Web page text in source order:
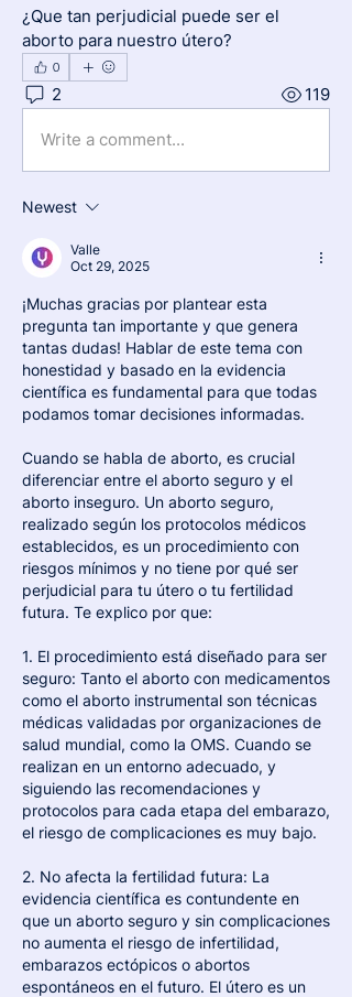
¿Que tan perjudicial puede ser el
aborto para nuestro útero?
0
2 119
Write a comment...
Newest
Valle
Oct 29, 2025
¡Muchas gracias por plantear esta
pregunta tan importante y que genera
tantas dudas! Hablar de este tema con
honestidad y basado en la evidencia
científica es fundamental para que todas
podamos tomar decisiones informadas.
Cuando se habla de aborto, es crucial
diferenciar entre el aborto seguro y el
aborto inseguro. Un aborto seguro,
realizado según los protocolos médicos
establecidos, es un procedimiento con
riesgos mínimos y no tiene por qué ser
perjudicial para tu útero o tu fertilidad
futura. Te explico por que:
1. El procedimiento está diseñado para ser
seguro: Tanto el aborto con medicamentos
como el aborto instrumental son técnicas
médicas validadas por organizaciones de
salud mundial, como la OMS. Cuando se
realizan en un entorno adecuado, y
siguiendo las recomendaciones y
protocolos para cada etapa del embarazo,
el riesgo de complicaciones es muy bajo.
2. No afecta la fertilidad futura: La
evidencia científica es contundente en
que un aborto seguro y sin complicaciones
no aumenta el riesgo de infertilidad,
embarazos ectópicos o abortos
espontáneos en el futuro. El útero es un